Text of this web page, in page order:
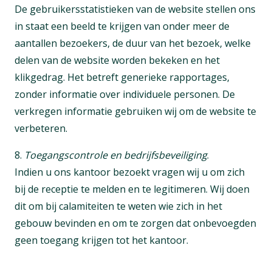
De gebruikersstatistieken van de website stellen ons
in staat een beeld te krijgen van onder meer de
aantallen bezoekers, de duur van het bezoek, welke
delen van de website worden bekeken en het
klikgedrag. Het betreft generieke rapportages,
zonder informatie over individuele personen. De
verkregen informatie gebruiken wij om de website te
verbeteren.
8. Toegangscontrole en bedrijfsbeveiliging.
Indien u ons kantoor bezoekt vragen wij u om zich
bij de receptie te melden en te legitimeren. Wij doen
dit om bij calamiteiten te weten wie zich in het
gebouw bevinden en om te zorgen dat onbevoegden
geen toegang krijgen tot het kantoor.